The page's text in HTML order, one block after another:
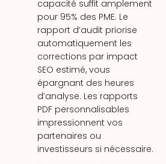
capacité suffit amplement
pour 95% des PME. Le
rapport d’audit priorise
automatiquement les
corrections par impact
SEO estimé, vous
épargnant des heures
d’analyse. Les rapports
PDF personnalisables
impressionnent vos
partenaires ou
investisseurs si nécessaire.